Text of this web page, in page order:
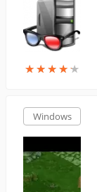
★★★★★
★★★★★
Windows